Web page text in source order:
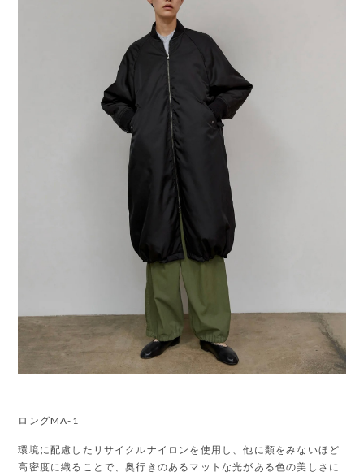
ロングMA-1
環境に配慮したリサイクルナイロンを使用し、他に類をみないほど
高密度に織ることで、奥行きのあるマットな光がある色の美しさに